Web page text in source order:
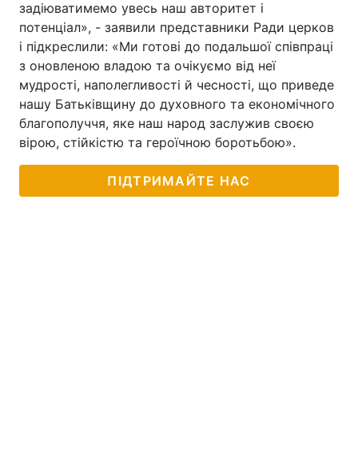
задіюватимемо увесь наш авторитет і
потенціал», - заявили представники Ради церков
і підкреслили: «Ми готові до подальшої співпраці
з оновленою владою та очікуємо від неї
мудрості, наполегливості й чесності, що приведе
нашу Батьківщину до духовного та економічного
благополуччя, яке наш народ заслужив своєю
вірою, стійкістю та героїчною боротьбою».
ПІДТРИМАЙТЕ НАС